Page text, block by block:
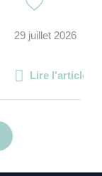
29 juillet 2026
Lire l'article